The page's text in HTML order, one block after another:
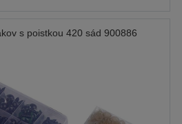
s poistkou 420 sád 900886